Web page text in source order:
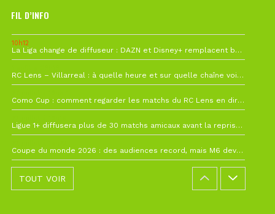
FIL D’INFO
10h12
La Liga change de diffuseur : DAZN et Disney+ remplacent beIN Sports !
RC Lens – Villarreal : à quelle heure et sur quelle chaîne voir la finale de la Como Cup ?
Como Cup : comment regarder les matchs du RC Lens en direct ?
Ligue 1+ diffusera plus de 30 matchs amicaux avant la reprise de la Ligue 1
Coupe du monde 2026 : des audiences record, mais M6 devrait perdre très gros !
TOUT VOIR